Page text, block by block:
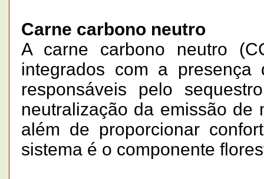
Carne carbono neutro
A carne carbono neutro
integrados com a
responsáveis pelo
neutralização da emissão de
além de proporcionar
sistema é o componente